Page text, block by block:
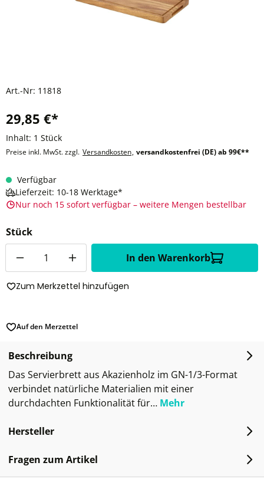
Art.-Nr: 11818
29,85 €*
Inhalt: 1 Stück
Preise inkl. MwSt. zzgl. Versandkosten, versandkostenfrei (DE) ab 99€**
Verfügbar
Lieferzeit: 10-18 Werktage*
Nur noch 15 sofort verfügbar – weitere Mengen bestellbar
Stück
In den Warenkorb
Zum Merkzettel hinzufügen
Auf den Merzettel
Beschreibung
Das Servierbrett aus Akazienholz im GN-1/3-Format
verbindet natürliche Materialien mit einer
durchdachten Funktionalität für… Mehr
Hersteller
Fragen zum Artikel